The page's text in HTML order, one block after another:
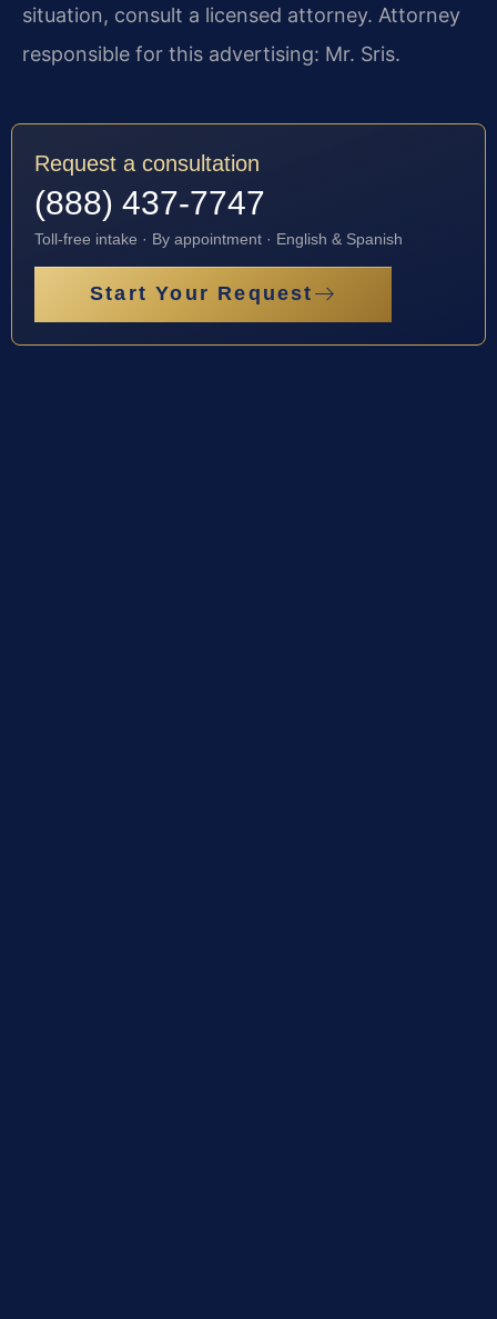
situation, consult a licensed attorney. Attorney
responsible for this advertising: Mr. Sris.
Request a consultation
(888) 437-7747
Toll-free intake · By appointment · English & Spanish
Start Your Request